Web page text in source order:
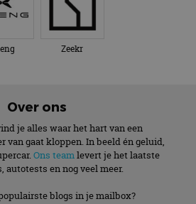
Zeekr
Over ons
je alles waar het hart van een
van gaat kloppen. In beeld én geluid,
Ons teamlevert je het laatste
autotests en nog veel meer.
blogs in je mailbox?